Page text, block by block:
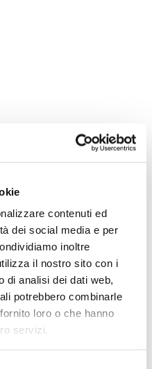
contenuti ed
dei social media e per
inoltre
il nostro sito con i
di analisi dei dati web,
potrebbero combinarle
loro o che hanno
servizi.